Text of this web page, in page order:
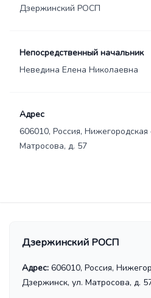
Дзержинский РОСП
Непосредственный начальник
Неведина Елена Николаевна
Адрес
606010, Россия,
Матросова, д. 57
Дзержинский РОСП
Адрес: 606010, Россия,
Дзержинск, ул. Матросова, д.